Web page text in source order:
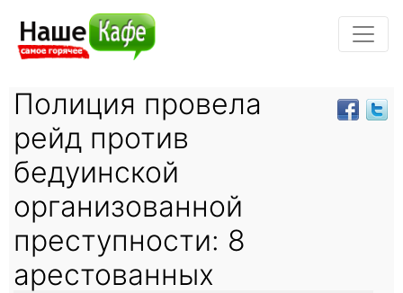
Полиция провела
рейд против
бедуинской
организованной
преступности: 8
арестованных